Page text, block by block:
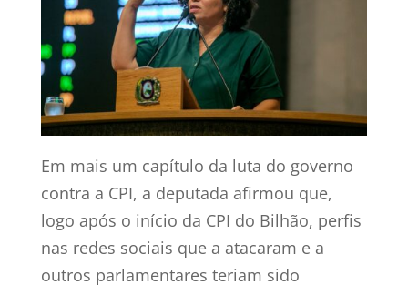
Em mais um capítulo da luta do governo
contra a CPI, a deputada afirmou que,
logo após o início da CPI do Bilhão, perfis
nas redes sociais que a atacaram e a
outros parlamentares teriam sido